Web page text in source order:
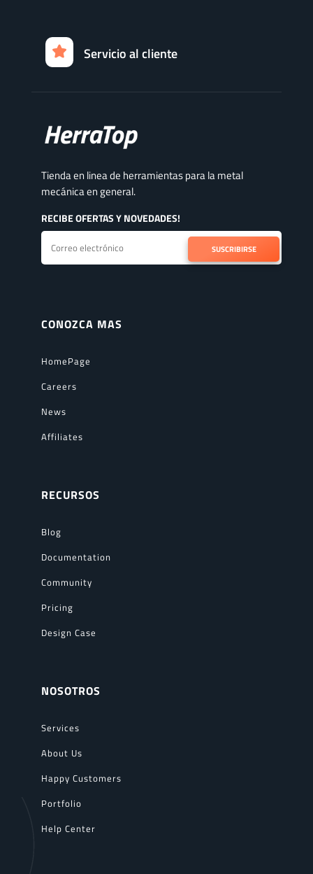
Servicio al cliente
Tienda en linea de herramientas para la metal
mecánica en general.
RECIBE OFERTAS Y NOVEDADES!
SUSCRIBIRSE
CONOZCA MAS
HomePage
Careers
News
Affiliates
RECURSOS
Blog
Documentation
Community
Pricing
Design Case
NOSOTROS
Services
About Us
Happy Customers
Portfolio
Help Center